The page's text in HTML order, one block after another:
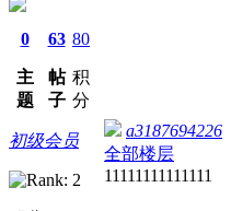
0
主
题
63
帖
子
80
积
分
初级会员
a3187694226
全部楼层
11111111111111